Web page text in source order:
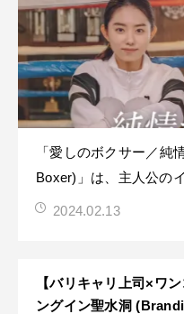
「愛しのボクサー／純
Boxer)」は、主人公の
としての才能を持ちな
す！邦題では「純情ボ
2024.02.13
【バリキャリ上司×ワ
ングイン聖水洞